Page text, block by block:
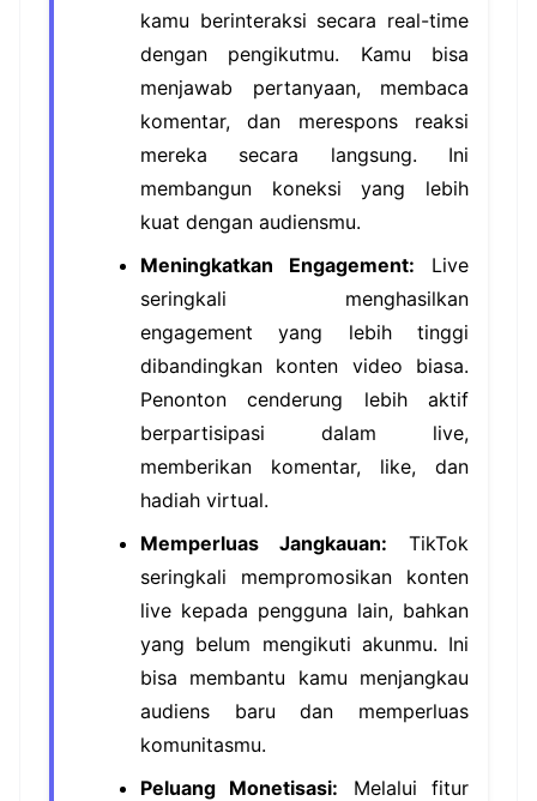
kamu berinteraksi secara real-time
dengan pengikutmu. Kamu bisa
menjawab pertanyaan, membaca
komentar, dan merespons reaksi
mereka secara langsung. Ini
membangun koneksi yang lebih
kuat dengan audiensmu.
Meningkatkan Engagement: Live
seringkali menghasilkan
engagement yang lebih tinggi
dibandingkan konten video biasa.
Penonton cenderung lebih aktif
berpartisipasi dalam live,
memberikan komentar, like, dan
hadiah virtual.
Memperluas Jangkauan: TikTok
seringkali mempromosikan konten
live kepada pengguna lain, bahkan
yang belum mengikuti akunmu. Ini
bisa membantu kamu menjangkau
audiens baru dan memperluas
komunitasmu.
Peluang Monetisasi: Melalui fitur